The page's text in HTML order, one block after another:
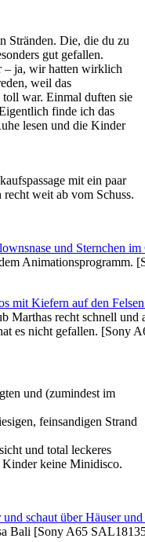
Stränden. Die, die du zu
gut gefallen.
– ja, wir hatten wirklich
weil das
war. Einmal duften sie
finde ich das
lesen und die Kinder
mit ein paar
recht weit ab vom Schuss.
Marthas recht schnell und
es nicht gefallen.
und (zumindest im
feinsandigen Strand
und total leckeres
Kinder keine Minidisco.
Bali [Sony A65